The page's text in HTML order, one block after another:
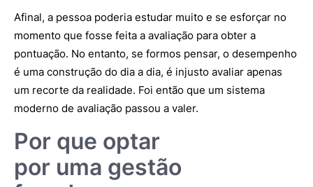
Afinal, a pessoa poderia estudar muito e se esforçar no
momento que fosse feita a avaliação para obter a
pontuação. No entanto, se formos pensar, o desempenho
é uma construção do dia a dia, é injusto avaliar apenas
um recorte da realidade. Foi então que um sistema
moderno de avaliação passou a valer.
Por que optar
por uma gestão